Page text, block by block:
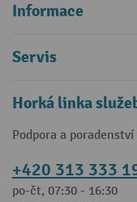
Informace
Servis
Horká linka
Podpora a
+420 313 333
po-čt, 07:30 - 16:30